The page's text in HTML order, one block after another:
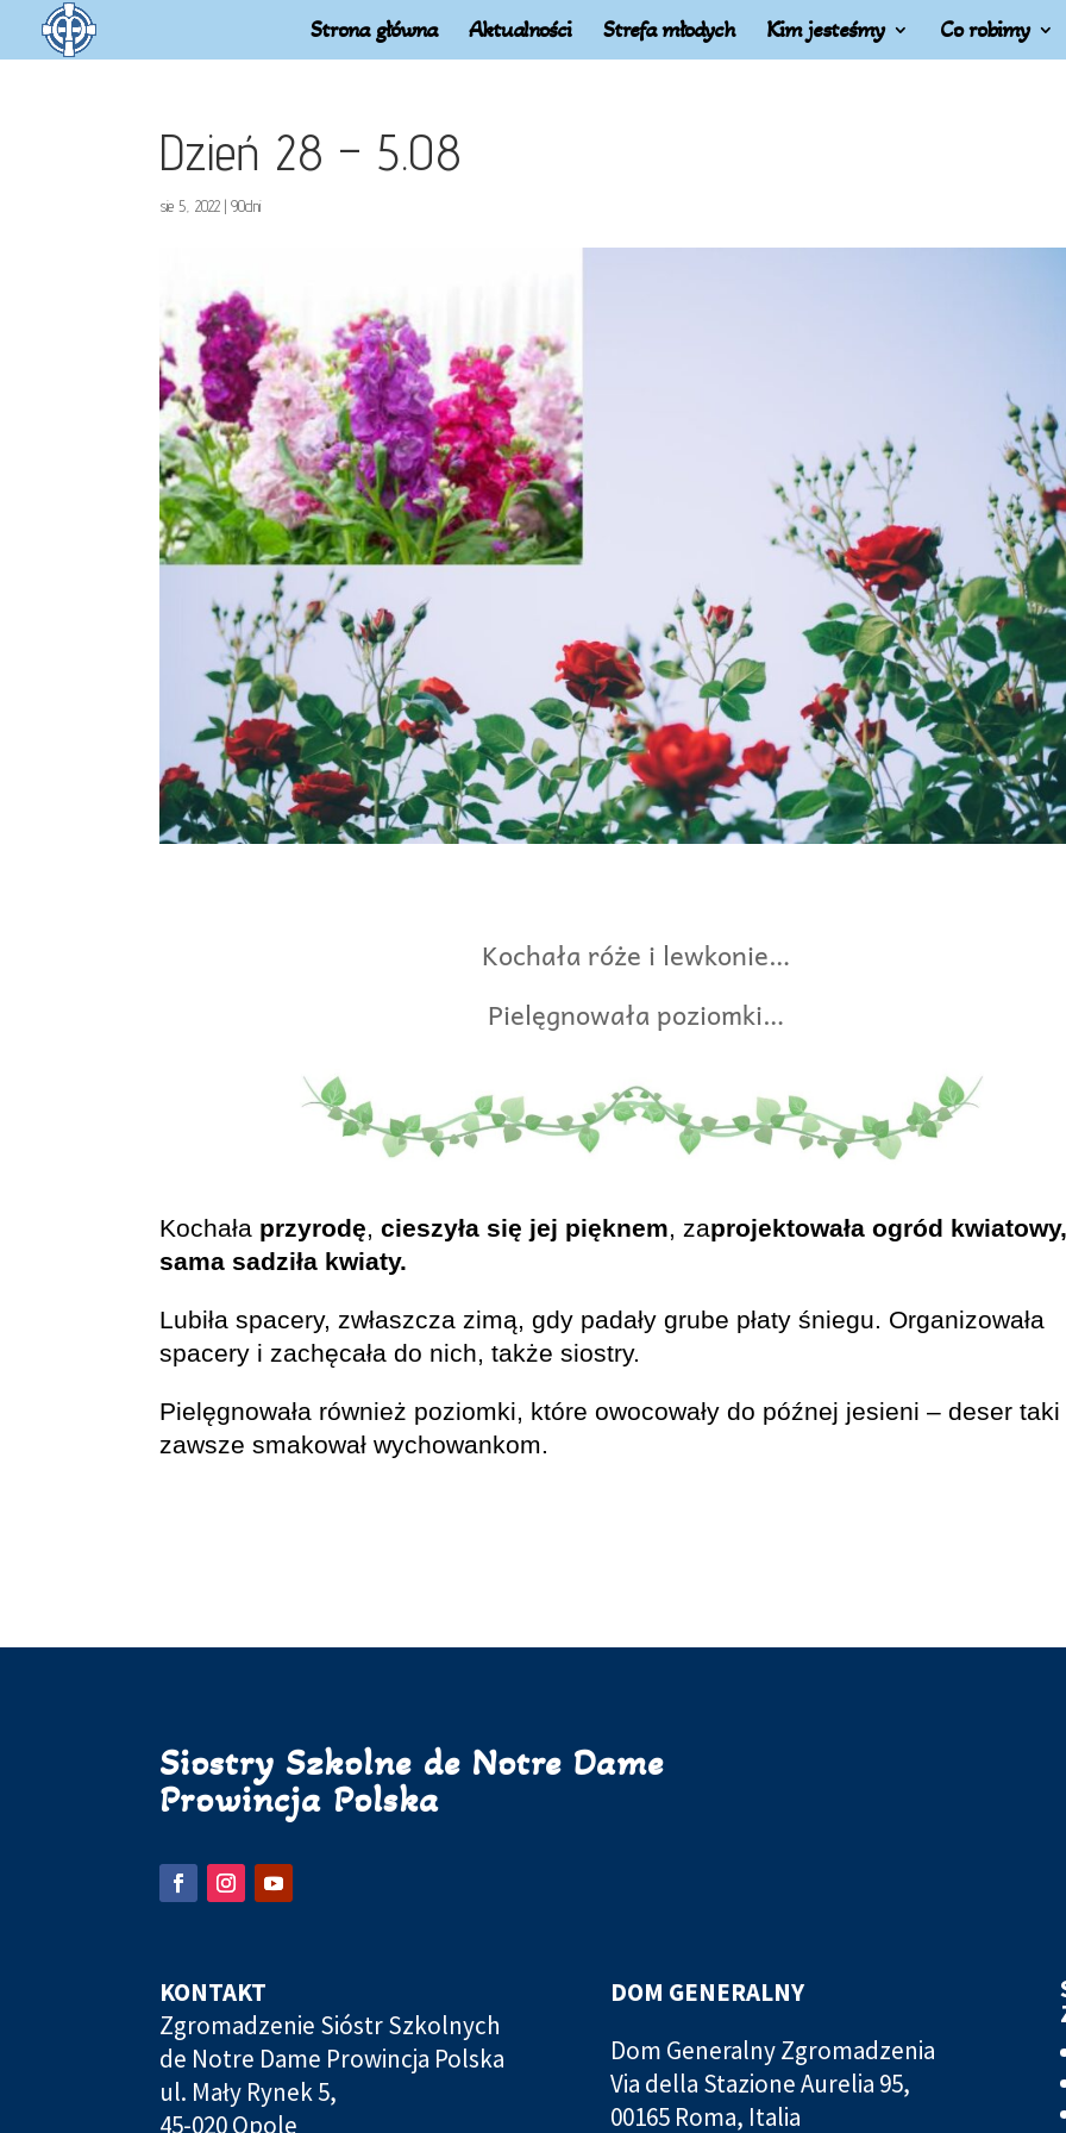
Strona główna Aktualności Strefa młodych Kim jesteśmy Co robimy
Dzień 28 – 5.08
sie 5, 2022 |90dni
Kochała róże i lewkonie…
Pielęgnowała poziomki…
Kochała przyrodę,cieszyła się jej pięknem, zaprojektowała ogród
sama sadziła kwiaty.
Lubiła spacery, zwłaszcza zimą, gdy padały grube płaty śniegu. Organizowała
spacery i zachęcała do nich, także siostry.
Pielęgnowała również poziomki, które owocowały do późnej jesieni – deser taki
zawsze smakował wychowankom.
Siostry Szkolne de Notre Dame
Prowincja Polska
KONTAKT
Zgromadzenie Sióstr Szkolnych
de Notre Dame Prowincja Polska
ul. Mały Rynek 5,
45-020 Opole
DOM GENERALNY
Dom Generalny Zgromadzenia
Via della Stazione Aurelia 95,
00165 Roma, Italia